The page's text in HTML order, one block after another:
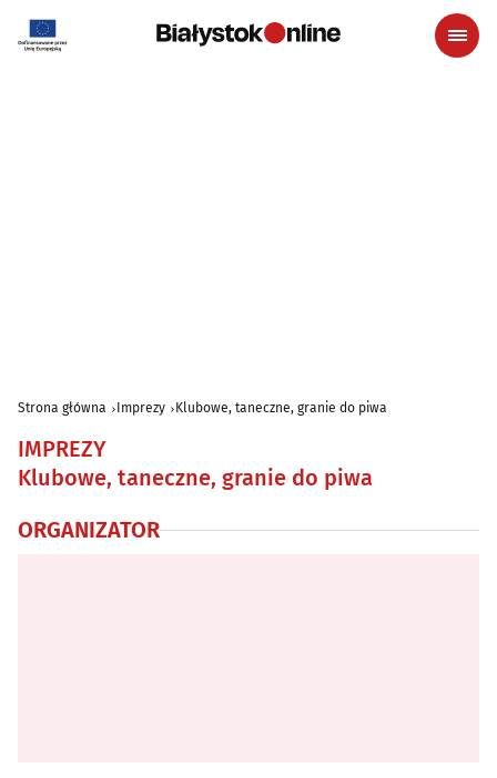
Strona główna Imprezy Klubowe, taneczne, granie do piwa
IMPREZY
Klubowe, taneczne, granie do piwa
ORGANIZATOR